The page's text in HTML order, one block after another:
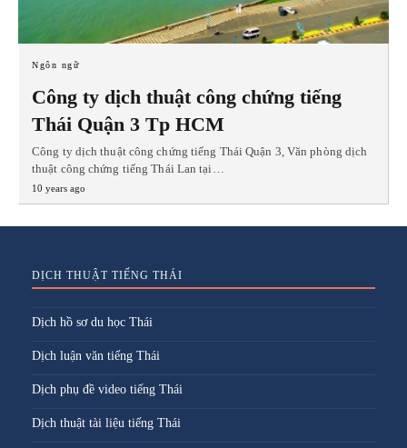
Ngôn ngữ
Công ty dịch thuật công chứng tiếng
Thái Quận 3 Tp HCM
Công ty dịch thuật công chứng tiếng Thái Quận 3, Văn phòng dịch
thuật công chứng tiếng Thái Lan tại…
10 years ago
DỊCH THUẬT TIẾNG THÁI
Dịch hồ sơ du học Thái
Dịch luận văn tiếng Thái
Dịch phụ đề video tiếng Thái
Dịch thuật tài liệu tiếng Thái